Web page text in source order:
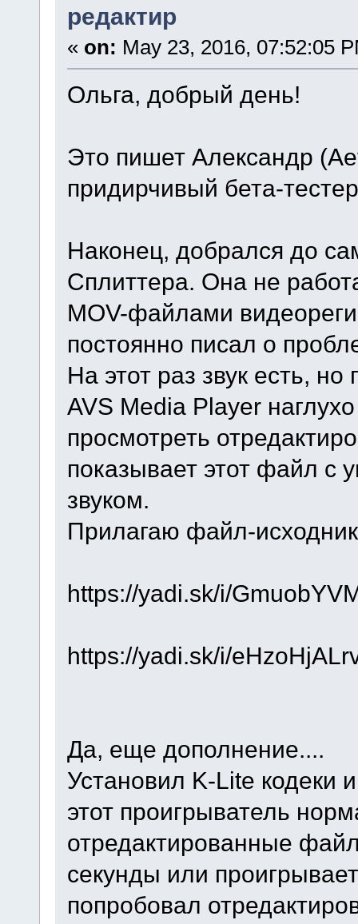
редактир
« on: May 23, 2016, 07:52:05
Ольга, добрый день!
Это пишет Александр
придирчивый бета-
Наконец, добрался до
Сплиттера. Она не
MOV-файлами
постоянно писал о
На этот раз звук есть,
AVS Media Player
просмотреть
показывает этот файл с
звуком.
Прилагаю файл-
https://yadi.sk/i/
https://yadi.sk/i/
Да, еще дополнение....
Установил K-Lite кодеки
этот проигрыватель
отредактированные
секунды или
попробовал